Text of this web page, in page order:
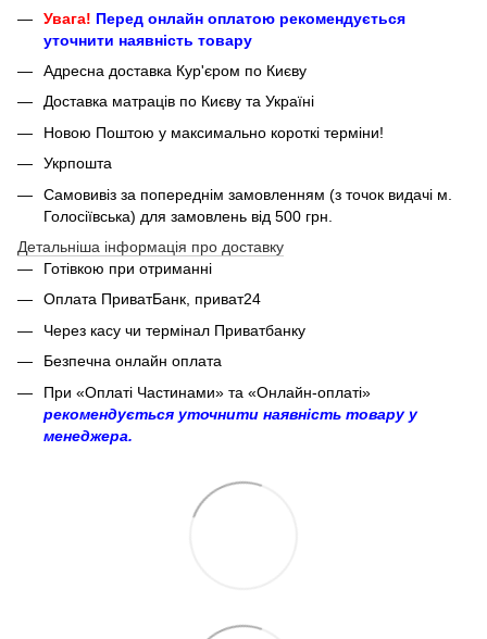
Увага! Перед онлайн оплатою рекомендується
уточнити наявність товару
Адресна доставка Кур'єром по Києву
Доставка матраців по Києву та Україні
Новою Поштою у максимально короткі терміни!
Укрпошта
Самовивіз за попереднім замовленням (з точок видачі м.
Голосіївська) для замовлень від 500 грн.
Детальніша інформація про доставку
Готівкою при отриманні
Оплата ПриватБанк, приват24
Через касу чи термінал Приватбанку
Безпечна онлайн оплата
При «Оплаті Частинами» та «Онлайн-оплаті»
рекомендується уточнити наявність товару у
менеджера.